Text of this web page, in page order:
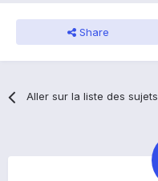
Share
Aller sur la liste des sujets